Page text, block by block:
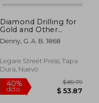
Diamond Drilling for
Gold and Other
Minerals; a Practical
Handbook on the use
Core Drills in
Prospecting and
bear (en Inglés)
Denny, G. A. B. 1868
Legare Street Press, Tapa
Dura, Nuevo